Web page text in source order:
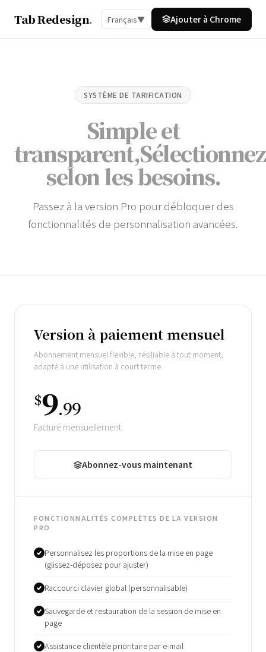
Tab Redesign. Français▼ Ajouter à Chrome
SYSTÈME DE TARIFICATION
Simple et
transparent,Sélectionnez
selon les besoins.
Passez à la version Pro pour débloquer des
fonctionnalités de personnalisation avancées.
Système de tarification
Version à paiement mensuel
Abonnement mensuel flexible, résiliable à tout moment,
adapté à une utilisation à court terme.
$9.99
Facturé mensuellement
Abonnez-vous maintenant
FONCTIONNALITÉS COMPLÈTES DE LA VERSION
PRO
Personnalisez les proportions de la mise en page
(glissez-déposez pour ajuster)
Raccourci clavier global (personnalisable)
Sauvegarde et restauration de la session de mise en
page
Assistance clientèle prioritaire par e-mail